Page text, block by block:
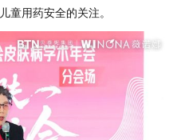
童用药安全的关注。